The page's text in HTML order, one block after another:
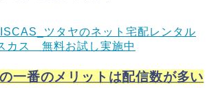
一番のメリットは配信数が多い